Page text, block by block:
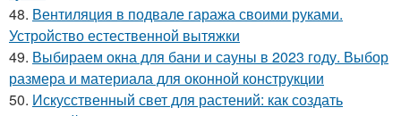
48. Вентиляция в подвале гаража своими руками.
Устройство естественной вытяжки
49. Выбираем окна для бани и сауны в 2023 году. Выбор
размера и материала для оконной конструкции
50. Искусственный свет для растений: как создать